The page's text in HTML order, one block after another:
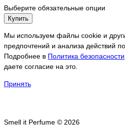
Выберите обязательные опции
Купить
Мы используем файлы cookie и
предпочтений и анализа действий
Подробнее в Политика безопасности
даете согласие на это.
Принять
Smell it Perfume © 2026